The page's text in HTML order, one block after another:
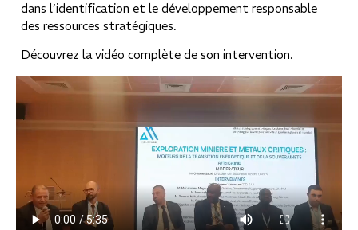
dans l’identification et le développement responsable
des ressources stratégiques.
Découvrez la vidéo complète de son intervention.